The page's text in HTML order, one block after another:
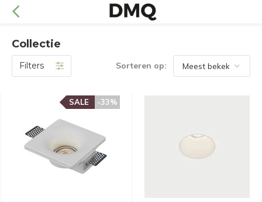
Collectie
Filters Sorteren op:
-33%
SALE